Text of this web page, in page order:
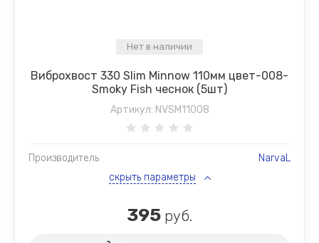
Нет в наличии
Виброхвост 330 Slim Minnow 110мм цвет-008-
Smoky Fish чеснок (5шт)
Артикул: NVSM11008
Производитель
NarvaL
скрыть параметры
395 руб.